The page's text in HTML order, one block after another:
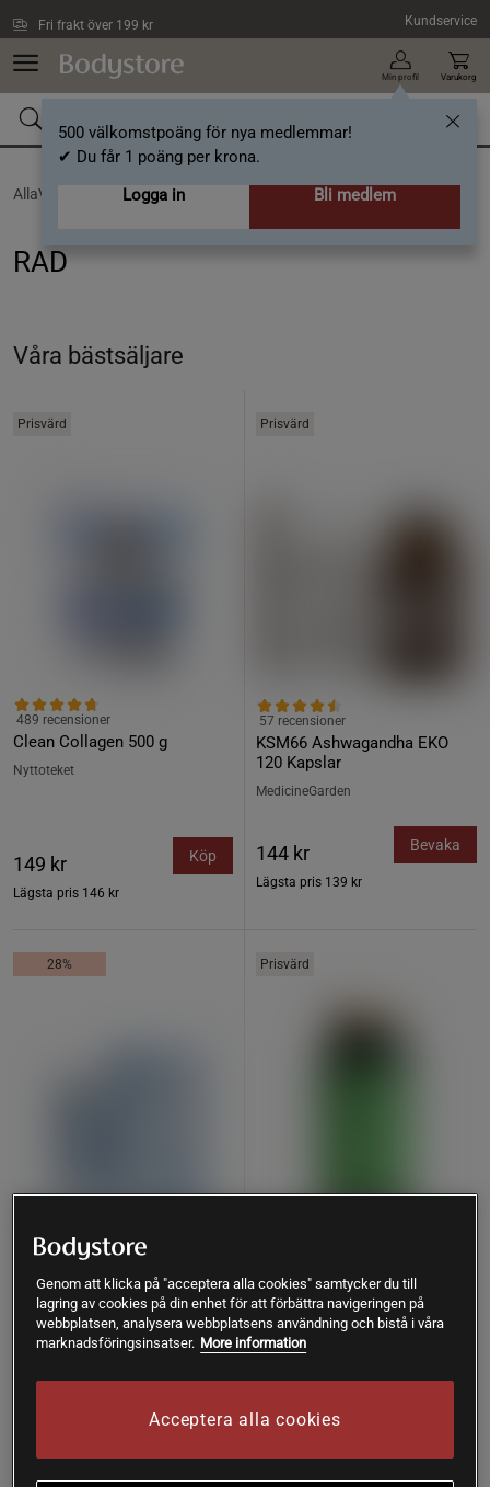
Fri frakt över 199 kr Kundservice
Min profil
500 välkomstpoäng för nya medlemmar!
✔ Du får 1 poäng per krona.
Logga in
Bli medlem
Varukorg
AllaVarumärken /RAD
RAD
Våra bästsäljare
Prisvärd
Clean Collagen 500 g
489 recensioner
Nyttoteket
149 kr
Lägsta pris 146 kr
Köp
Prisvärd
KSM66 Ashwagandha EKO
120 Kapslar
57 recensioner
MedicineGarden
144 kr
Lägsta pris 139 kr
Bevaka
28%
LactoVitalis Pro 30 kapslar
58 recensioner
Holistic
197 kr
Prisvärd
Magnesium 375 mg 100
tabletter
Great Earth
Lägsta pris 94 kr
Köp
Genom att klicka på "acceptera alla cookies" samtycker du till
lagring av cookies på din enhet för att förbättra navigeringen på
webbplatsen, analysera webbplatsens användning och bistå i våra
marknadsföringsinsatser. More information
Acceptera alla cookies